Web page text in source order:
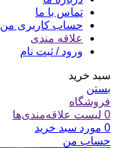
تماس با ما
حساب کاربری من
علاقه مندی
ورود / ثبت نام
سبد خرید
بستن
فروشگاه
0 لیست علاقه‌مندی‌ها
0 مورد سبد خرید
حساب من